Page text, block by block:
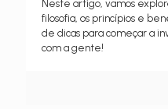
Neste artigo, vamos
filosofia, os princípios e
de dicas para começar a
com a gente!